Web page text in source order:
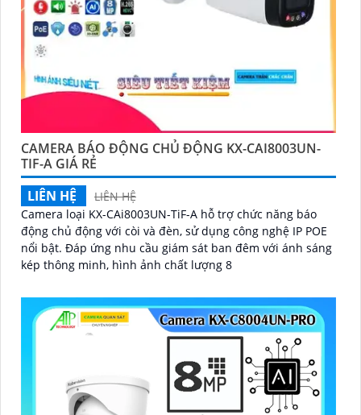
CAMERA BÁO ĐỘNG CHỦ ĐỘNG KX-CAI8003UN-
TIF-A GIÁ RẺ
LIÊN HỆ
LIÊN HỆ
Camera loại KX-CAi8003UN-TiF-A hỗ trợ chức năng báo
động chủ động với còi và đèn, sử dụng công nghệ IP POE
nổi bật. Đáp ứng nhu cầu giám sát ban đêm với ánh sáng
kép thông minh, hình ảnh chất lượng 8